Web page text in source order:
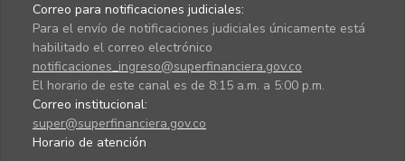
Correo para notificaciones judiciales:
Para el envío de notificaciones judiciales únicamente está
habilitado el correo electrónico
notificaciones_ingreso@superfinanciera.gov.co
El horario de este canal es de 8:15 a.m. a 5:00 p.m.
Correo institucional:
super@superfinanciera.gov.co
Horario de atención